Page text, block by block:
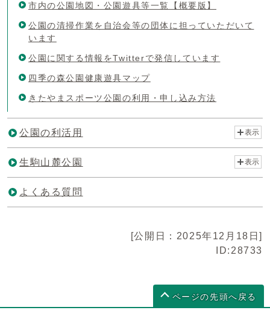
市内の公園地図・公園遊具等一覧【概要版】
公園の清掃作業を自治会等の団体に担っていただいて
います
公園に関する情報をTwitterで発信しています
四季の森公園健康遊具マップ
きたやまスポーツ公園の利用・申し込み方法
公園の利活用 表示
生駒山麓公園 表示
よくある質問
[公開日：2025年12月18日]
ID:28733
ページの先頭へ戻る